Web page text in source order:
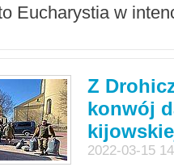
Eucharystia w
Z
konwój
2022-03-15